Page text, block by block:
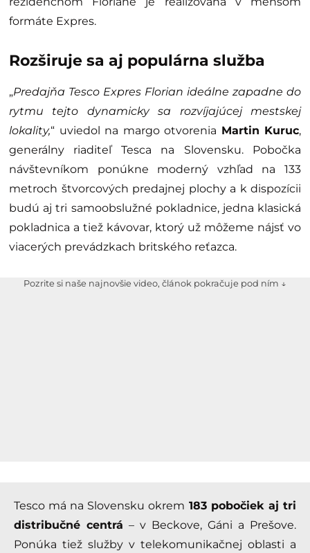
formáte Expres.
Rozširuje sa aj populárna služba
„Predajňa Tesco Expres Florian ideálne zapadne do
rytmu tejto dynamicky sa rozvíjajúcej mestskej
lokality,“ uviedol na margo otvorenia Martin Kuruc,
generálny riaditeľ Tesca na Slovensku. Pobočka
návštevníkom ponúkne moderný vzhľad na 133
metroch štvorcových predajnej plochy a k dispozícii
budú aj tri samoobslužné pokladnice, jedna klasická
pokladnica a tiež kávovar, ktorý už môžeme nájsť vo
viacerých prevádzkach britského reťazca.
Pozrite si naše najnovšie video, článok pokračuje pod ním ↓
Tesco má na Slovensku okrem 183 pobočiek aj tri
distribučné centrá – v Beckove, Gáni a Prešove.
Ponúka tiež služby v telekomunikačnej oblasti a